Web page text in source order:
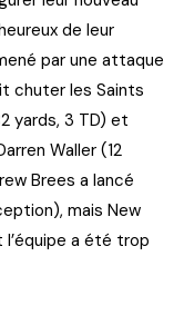
de leur
par une attaque
chuter les Saints
yards, 3 TD) et
Waller (12
Brees a lancé
mais New
l’équipe a été trop